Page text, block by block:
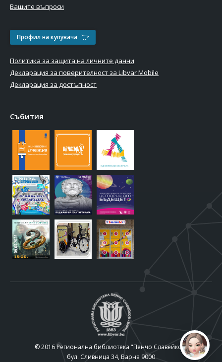
Вашите въпроси
Профил на купувача
Политика за защита на личните данни
Декларация за поверителност за Libvar Mobile
Декларация за достъпност
Събития
© 2016 Регионална библиотека "Пенчо Славейков"
бул. Сливница 34, Варна 9000